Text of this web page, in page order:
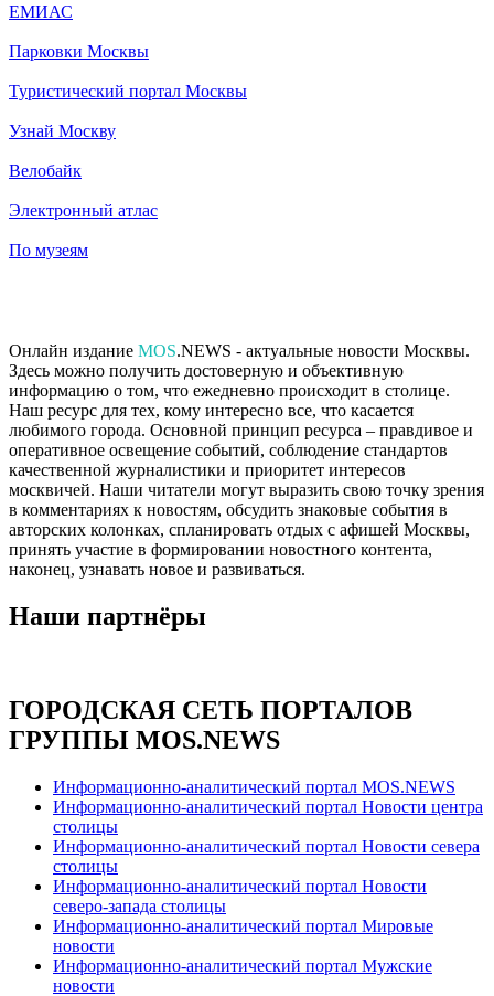
ЕМИАС
Парковки Москвы
Туристический портал Москвы
Узнай Москву
Велобайк
Электронный атлас
По музеям
Онлайн издание MOS.NEWS - актуальные новости Москвы.
Здесь можно получить достоверную и объективную
информацию о том, что ежедневно происходит в столице.
Наш ресурс для тех, кому интересно все, что касается
любимого города. Основной принцип ресурса – правдивое и
оперативное освещение событий, соблюдение стандартов
качественной журналистики и приоритет интересов
москвичей. Наши читатели могут выразить свою точку зрения
в комментариях к новостям, обсудить знаковые события в
авторских колонках, спланировать отдых с афишей Москвы,
принять участие в формировании новостного контента,
наконец, узнавать новое и развиваться.
Наши партнёры
ГОРОДСКАЯ СЕТЬ ПОРТАЛОВ
ГРУППЫ MOS.NEWS
Информационно-аналитический портал MOS.NEWS
Информационно-аналитический портал Новости центра
столицы
Информационно-аналитический портал Новости севера
столицы
Информационно-аналитический портал Новости
северо-запада столицы
Информационно-аналитический портал Мировые
новости
Информационно-аналитический портал Мужские
новости